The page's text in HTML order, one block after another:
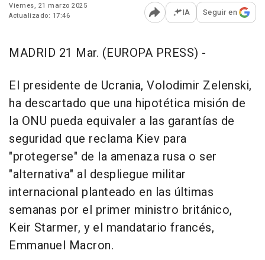
Viernes, 21 marzo 2025
Actualizado: 17:46
Abrir opciones para
IA Seguir en
MADRID 21 Mar. (EUROPA PRESS) -
El presidente de Ucrania, Volodimir Zelenski,
ha descartado que una hipotética misión de
la ONU pueda equivaler a las garantías de
seguridad que reclama Kiev para
"protegerse" de la amenaza rusa o ser
"alternativa" al despliegue militar
internacional planteado en las últimas
semanas por el primer ministro británico,
Keir Starmer, y el mandatario francés,
Emmanuel Macron.